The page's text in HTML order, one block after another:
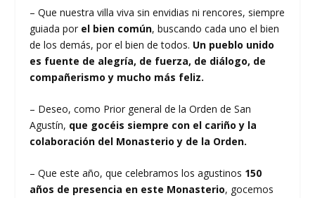
– Que nuestra villa viva sin envidias ni rencores, siempre
guiada por el bien común, buscando cada uno el bien
de los demás, por el bien de todos. Un pueblo unido
es fuente de alegría, de fuerza, de diálogo, de
compañerismo y mucho más feliz.
– Deseo, como Prior general de la Orden de San
Agustín, que gocéis siempre con el cariño y la
colaboración del Monasterio y de la Orden.
– Que este año, que celebramos los agustinos 150
años de presencia en este Monasterio, gocemos